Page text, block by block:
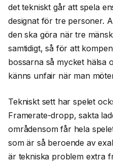
det tekniskt går att spela
designat för tre personer.
den ska göra när tre
samtidigt, så för att
bossarna så mycket hälsa
känns unfair när man
Tekniskt sett har spelet
Framerate-dropp, sakta
områdensom får hela
som är så beroende av
är tekniska problem extra